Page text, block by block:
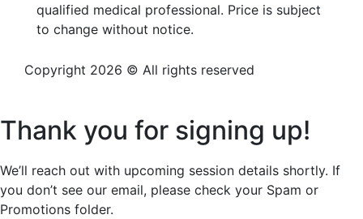
qualified medical professional. Price is subject
to change without notice.
Copyright 2026 © All rights reserved
Thank you for signing up!
We’ll reach out with upcoming session details shortly. If
you don’t see our email, please check your Spam or
Promotions folder.